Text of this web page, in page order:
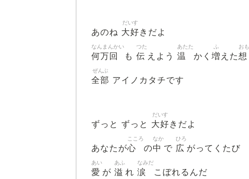
あのね 大好
だいす
きだよ
何万回
なんまんかい
も 伝
つた
えよう 温
あたた
かく 増
ふ
えた想
おも
全部
ぜんぶ
アイノカタチです
ずっと ずっと 大好
だいす
きだよ
あなたが心
こころ
の中
なか
で 広
ひろ
がってくたび
愛
あい
が 溢
あふ
れ 涙
なみだ
こぼれるんだ